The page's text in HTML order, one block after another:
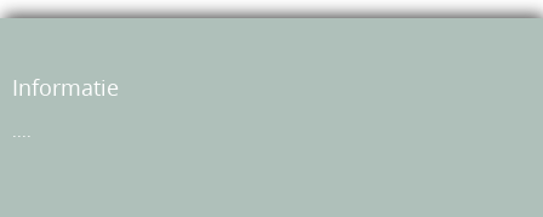
Informatie
....